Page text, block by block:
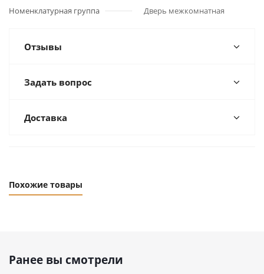
Номенклатурная группа
Дверь межкомнатная
Отзывы
Задать вопрос
Доставка
Похожие товары
Ранее вы смотрели